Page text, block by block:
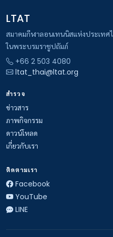
LTAT
สมาคมกีฬาลอนเทนนิสแห่งประเทศ
ในพระบรมราชูปถัมภ์
+66 2 503 4080
ltat_thai@ltat.org
สำรวจ
ข่าวสาร
ภาพกิจกรรม
ดาวน์โหลด
เกี่ยวกับเรา
ติดตามเรา
Facebook
YouTube
LINE